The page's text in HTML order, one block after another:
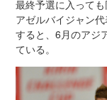
最終予選に入って
アゼルバイジャン
すると、6月のアジ
ている。